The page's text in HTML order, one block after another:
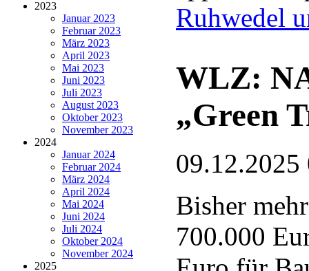
2023
Januar 2023
Februar 2023
März 2023
April 2023
Mai 2023
Juni 2023
Juli 2023
August 2023
Oktober 2023
November 2023
2024
Januar 2024
Februar 2024
März 2024
April 2024
Mai 2024
Juni 2024
Juli 2024
Oktober 2024
November 2024
2025
Ruhwedel
WLZ:
„Green
09.12.2025
Bisher
700.000